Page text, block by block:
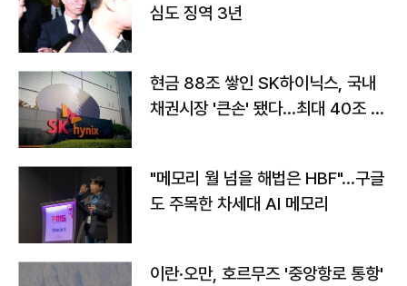
심도 징역 3년
현금 88조 쌓인 SK하이닉스, 국내
채권시장 '큰손' 됐다…최대 40조 투
"메모리 월 넘을 해법은 HBF"…구글
도 주목한 차세대 AI 메모리
이란·오만, 호르무즈 '중앙항로 통항'